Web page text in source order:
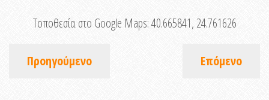
Τοποθεσία στο Google Maps:40.665841, 24.761626
Προηγούμενο Επόμενο